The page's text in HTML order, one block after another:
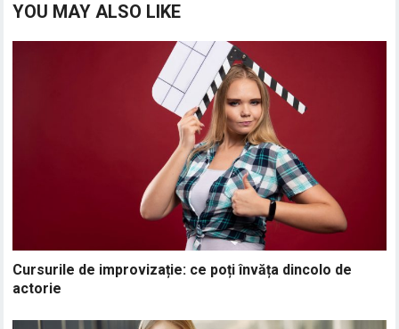
YOU MAY ALSO LIKE
Cursurile de improvizație: ce poți învăța dincolo de
actorie